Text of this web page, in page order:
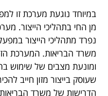
במיוחד נוגעת מערכת זו
נפרד מתהליכי הייצור
משרד הבריאות. המערכת
ומונעת מצבים של שימוש
שעוסק בייצור מזון חייב
הדרישות של משרד